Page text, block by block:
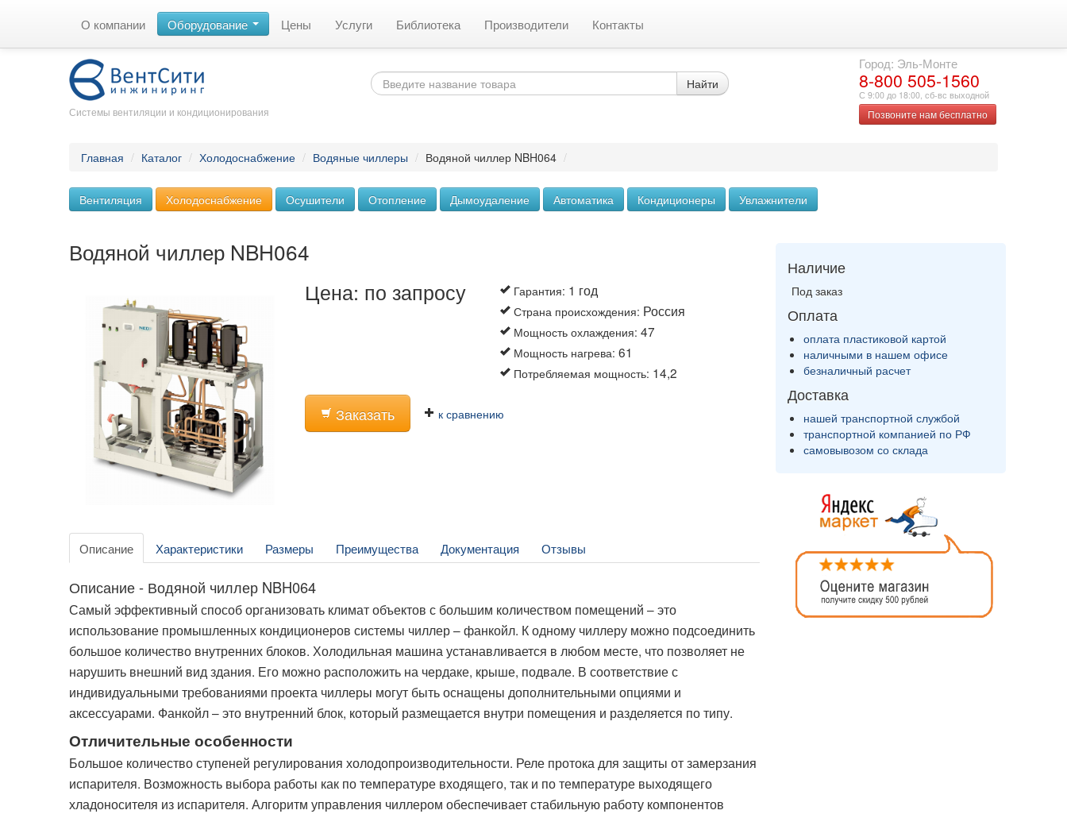
О компании Оборудование Цены Услуги Библиотека Производители Контакты
Системы вентиляции и кондиционирования
Найти
Город: Эль-Монте
8-800 505-1560
С 9:00 до 18:00, сб-вс выходной
Позвоните нам бесплатно
Главная / Каталог / Холодоснабжение / Водяные чиллеры / Водяной чиллер NBH064 /
Вентиляция Холодоснабжение Осушители Отопление Дымоудаление Автоматика Кондиционеры Увлажнители
Водяной чиллер NBH064
Цена: по запросу Гарантия: 1 год
Страна происхождения: Россия
Мощность охлаждения:47
Мощность нагрева:61
Потребляемая мощность: 14,2
Заказать к сравнению
Описание Характеристики Размеры Преимущества Документация Отзывы
Описание - Водяной чиллер NBH064
Самый эффективный способ организовать климат объектов с большим количеством помещений – это
использование промышленных кондиционеров системы чиллер – фанкойл. К одному чиллеру можно подсоединить
большое количество внутренних блоков. Холодильная машина устанавливается в любом месте, что позволяет не
нарушить внешний вид здания. Его можно расположить на чердаке, крыше, подвале. В соответствие с
индивидуальными требованиями проекта чиллеры могут быть оснащены дополнительными опциями и
аксессуарами. Фанкойл – это внутренний блок, который размещается внутри помещения и разделяется по типу.
Отличительные особенности
Большое количество ступеней регулирования холодопроизводительности. Реле протока для защиты от замерзания
испарителя. Возможность выбора работы как по температуре входящего, так и по температуре выходящего
хладоносителя из испарителя. Алгоритм управления чиллером обеспечивает стабильную работу компонентов
Наличие
Под заказ
Оплата
оплата пластиковой картой
наличными в нашем офисе
безналичный расчет
Доставка
нашей транспортной службой
транспортной компанией по РФ
самовывозом со склада